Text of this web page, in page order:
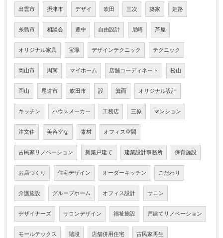
出雲市 摂津市 デザイ 吹田 三次 築家 姫路
糸島市 相談会 豊中 自由設計 尼崎 芦屋
オリジナル家具 宝塚 デザインテクニック テクニック
岡山市 周南 マイホーム 店舗コーディネート 松山
岡山 尾道市 吹田市 設 箕面 オリジナル設計
キッチン ハウスメーカー 工務店 三原 マンション
注文住 美容室な 素材 オフィス空間
古民家リノベーション 新築戸建て 建築設計事務所 保育施設
お店づくり 住宅デザイン オーダーキッチン こだわり
介護施設 グループホーム オフィス設計 サロン
デザイナーズ サロンデザイン 福祉施設 戸建てリノベーション
モールテックス 階段 店舗併用住宅 古民家再生